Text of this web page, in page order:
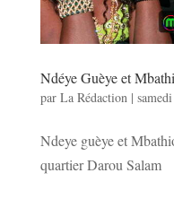
Ndéye Guèye et
par La Rédaction |
Ndeye guèye et
quartier Darou Salam